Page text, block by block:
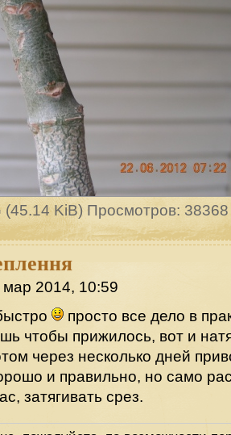
(45.14 KiB) Просмотров: 38368
мар 2014, 10:59
просто все дело в
чтобы прижилось, вот и
через несколько дней
и правильно, но само
затягивать срез.